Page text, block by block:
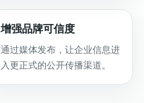
增强品牌可信度
通过媒体发布，让企业信息进
入更正式的公开传播渠道。